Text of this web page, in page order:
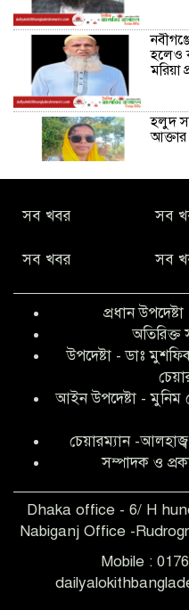
হলেও
মরিয়া
হলুদ
আক্তার
বৃত্তি
ফারুক
আব্দুল
সিলেট
সব খবর সব
সব খবর সব
প্রধান
অতিরিক্ত
উপদেষ্টা - ডাঃ
আইন উপদেষ্টা - মুনিম
চেয়ারম্যান -
সম্পাদক ও
Dhaka office - 6/ H
Nabiganj Office -
Mobile :